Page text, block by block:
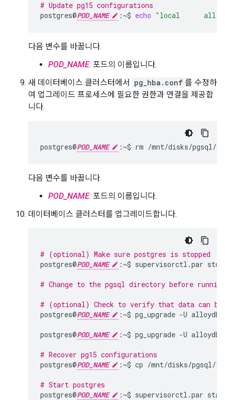
# Update pg15 configurations
postgres@POD_NAME :~$ echo "local
다음 변수를 바꿉니다.
POD_NAME: 포드의 이름입니다.
새 데이터베이스 클러스터에서
pg_hba.conf 를 수정하
여 업그레이드 프로세스에 필요한 권한과 연결을 제공합
니다.
postgres@POD_NAME :~$ rm /mnt/disks/pgsql/
다음 변수를 바꿉니다.
POD_NAME: 포드의 이름입니다.
데이터베이스 클러스터를 업그레이드합니다.
# (optional) Make sure postgres is stopped
postgres@POD_NAME :~$ supervisorctl.par stop
# Change to the pgsql directory before running
# (optional) Check to verify that data can be
postgres@POD_NAME :~$ pg_upgrade -U
postgres@POD_NAME :~$ pg_upgrade -U
# Recover pg15 configurations
postgres@POD_NAME :~$ cp /mnt/disks/pgsql/
# Start postgres
postgres@POD_NAME :~$ supervisorctl.par